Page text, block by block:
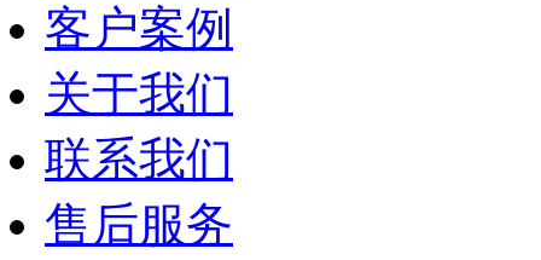
客户案例
关于我们
联系我们
售后服务